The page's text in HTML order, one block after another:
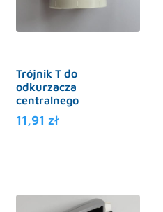
produktu
Trójnik T do
odkurzacza
centralnego
11,91 zł